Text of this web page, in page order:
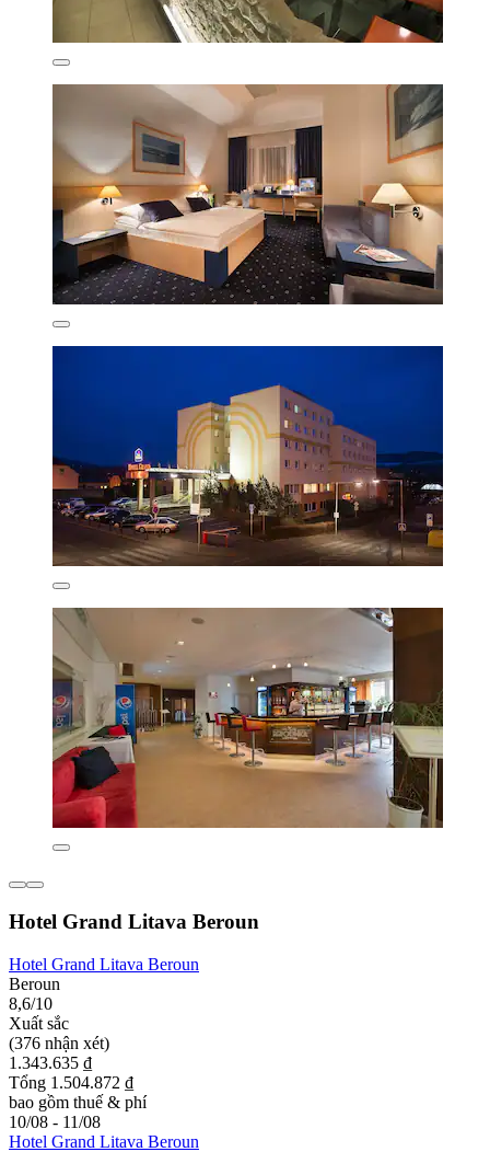
Hotel Grand Litava Beroun
Hotel Grand Litava Beroun
Beroun
8,6/10
Xuất sắc
(376 nhận xét)
1.343.635 ₫
Tổng 1.504.872 ₫
bao gồm thuế & phí
10/08 - 11/08
Hotel Grand Litava Beroun